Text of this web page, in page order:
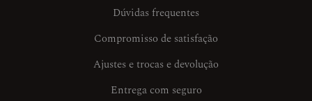
Dúvidas frequentes
Compromisso de satisfação
Ajustes e trocas e devolução
Entrega com seguro